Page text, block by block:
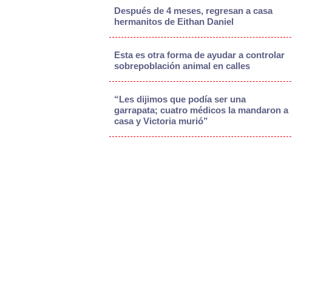
Después de 4 meses, regresan a casa
hermanitos de Eithan Daniel
Esta es otra forma de ayudar a controlar
sobrepoblación animal en calles
“Les dijimos que podía ser una
garrapata; cuatro médicos la mandaron a
casa y Victoria murió”